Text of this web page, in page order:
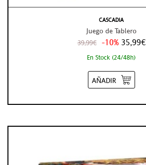
CASCADIA
Juego de Tablero
39,99€ -10% 35,99€
En Stock (24/48h)
AÑADIR